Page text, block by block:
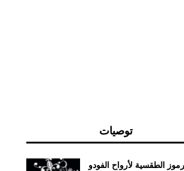
توصيات
الطقسية لأرواح الفودو: